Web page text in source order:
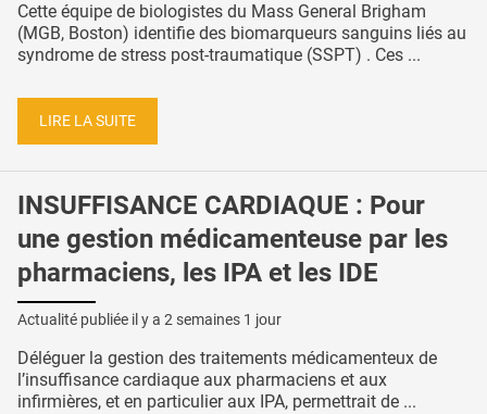
Cette équipe de biologistes du Mass General Brigham
(MGB, Boston) identifie des biomarqueurs sanguins liés au
syndrome de stress post-traumatique (SSPT) . Ces ...
LIRE LA SUITE
INSUFFISANCE CARDIAQUE : Pour
une gestion médicamenteuse par les
pharmaciens, les IPA et les IDE
Actualité publiée il y a 2 semaines 1 jour
Déléguer la gestion des traitements médicamenteux de
l’insuffisance cardiaque aux pharmaciens et aux
infirmières, et en particulier aux IPA, permettrait de ...